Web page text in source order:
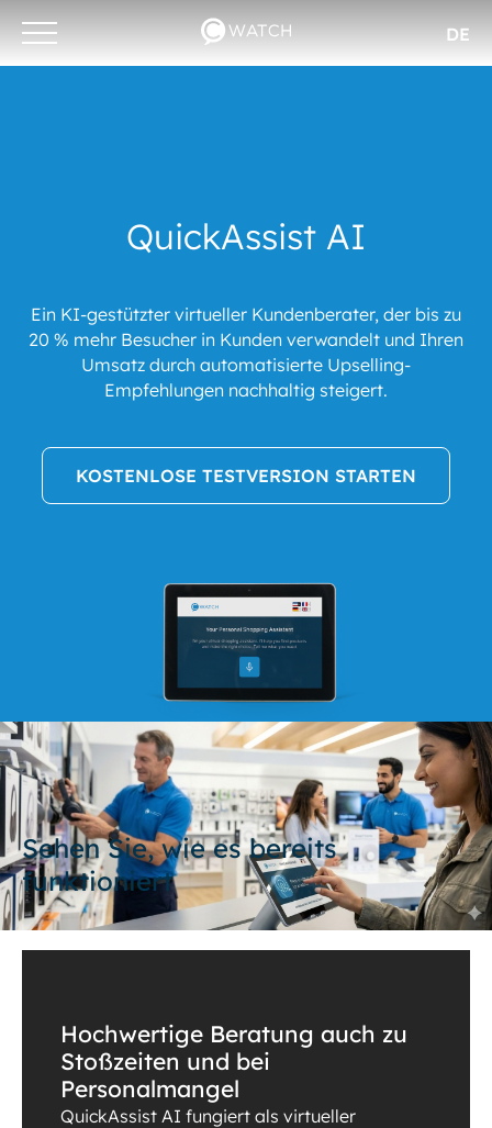
Otwórz/zamknij
menu
DE
QuickAssist AI
Ein KI-gestützter virtueller Kundenberater, der bis zu
20 % mehr Besucher in Kunden verwandelt und Ihren
Umsatz durch automatisierte Upselling-
Empfehlungen nachhaltig steigert.
KOSTENLOSE TESTVERSION STARTEN
Sehen Sie, wie es bereits
funktioniert
Hochwertige Beratung auch zu
Stoßzeiten und bei
Personalmangel
QuickAssist AI fungiert als virtueller